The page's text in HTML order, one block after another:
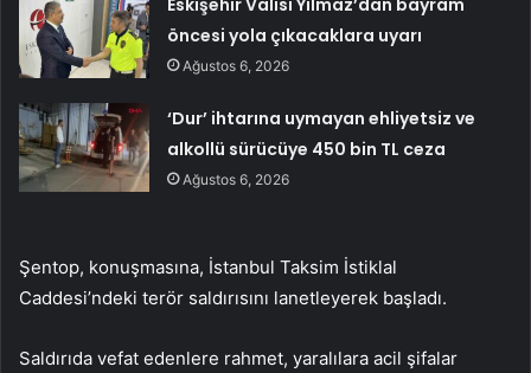
Eskişehir Valisi Yılmaz’dan bayram
öncesi yola çıkacaklara uyarı
Ağustos 6, 2026
‘Dur’ ihtarına uymayan ehliyetsiz ve
alkollü sürücüye 450 bin TL ceza
Ağustos 6, 2026
Şentop, konuşmasına, İstanbul Taksim İstiklal
Caddesi’ndeki terör saldırısını lanetleyerek başladı.
Saldırıda vefat edenlere rahmet, yaralılara acil şifalar